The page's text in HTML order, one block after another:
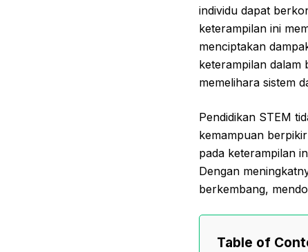
individu dapat
keterampilan ini
menciptakan
keterampilan dalam
memelihara sistem
Pendidikan STEM
kemampuan
pada keterampilan
Dengan
berkembang,
Table of